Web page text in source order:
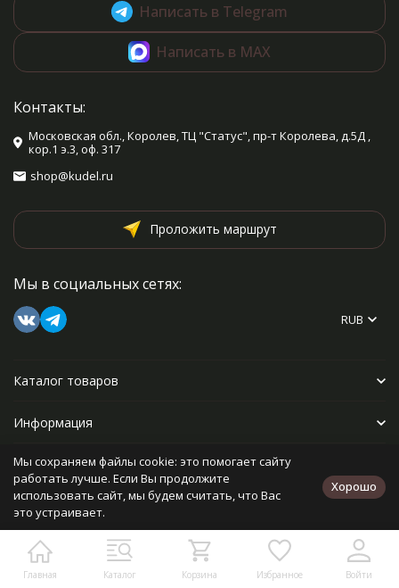
Главная Каталог Корзина Избранное Войти
Написать в Telegram
Написать в MAX
Контакты:
Московская обл., Королев, ТЦ "Статус", пр-т Королева, д.5Д ,
кор.1 э.3, оф. 317
shop@kudel.ru
Проложить маршрут
Мы в социальных сетях:
RUB
Каталог товаров
Информация
Прочее
Политика персональных данных
Разработано в
bodysite.ru
Мы сохраняем файлы cookie: это помогает сайту
работать лучше. Если Вы продолжите
использовать сайт, мы будем считать, что Вас
это устраивает.
Хорошо